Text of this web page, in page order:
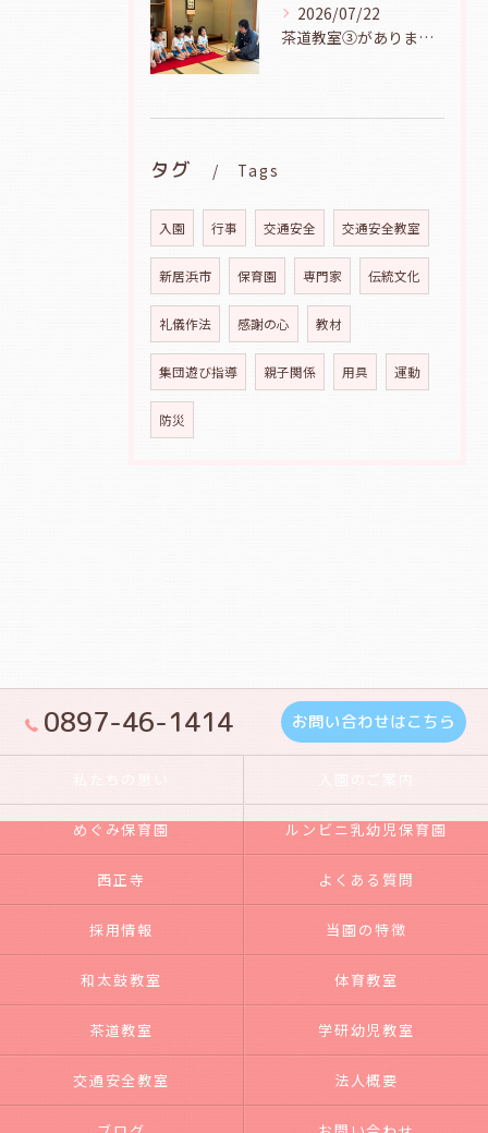
2026/07/22
茶道教室③がありました（年長児、７月２１日）
タグ Tags
入園 行事 交通安全 交通安全教室
新居浜市 保育園 専門家 伝統文化
礼儀作法 感謝の心 教材
集団遊び指導 親子関係 用具 運動
防災
0897-46-1414 お問い合わせはこちら
めぐみ保育園 ルンビニ乳幼児保育園
西正寺 よくある質問
採用情報 当園の特徴
和太鼓教室 体育教室
茶道教室 学研幼児教室
交通安全教室 法人概要